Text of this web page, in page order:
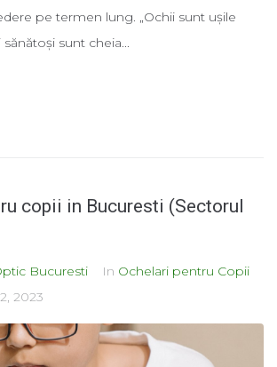
pe termen lung. „Ochii sunt ușile
sunt cheia...
copii in Bucuresti (Sectorul
Bucuresti In Ochelari pentru Copii
2023